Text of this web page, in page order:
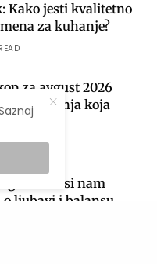
Kako jesti kvalitetno
za kuhanje?
za avgust 2026
pomračenja koja
READ
i donosi nam
ljubavi i balansu